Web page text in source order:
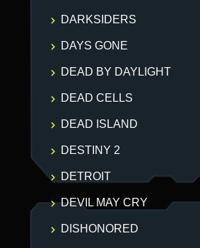
DARKSIDERS
DAYS GONE
DEAD BY DAYLIGHT
DEAD CELLS
DEAD ISLAND
DESTINY 2
DETROIT
DEVIL MAY CRY
DISHONORED